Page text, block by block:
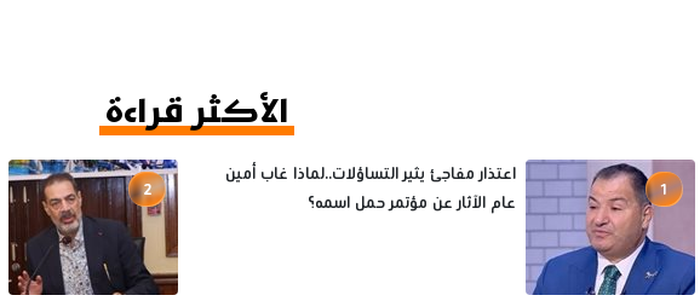
الأكثر قراءة
1
اعتذار مفاجئ يثير التساؤلات..لماذا غاب أمين
عام الآثار عن مؤتمر حمل اسمه؟
2